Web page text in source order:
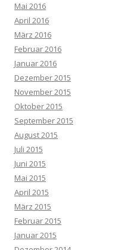
Mai 2016
April 2016
März 2016
Februar 2016
Januar 2016
Dezember 2015
November 2015
Oktober 2015
September 2015
August 2015
Juli 2015
Juni 2015
Mai 2015
April 2015
März 2015
Februar 2015
Januar 2015